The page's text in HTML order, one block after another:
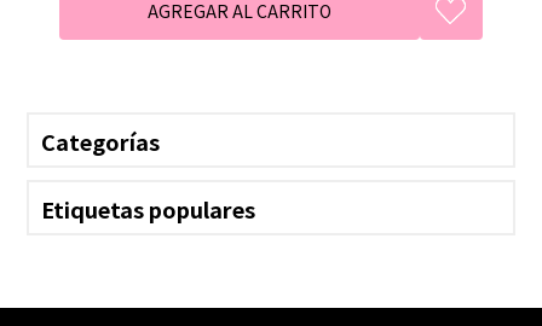
Categorías
Etiquetas populares